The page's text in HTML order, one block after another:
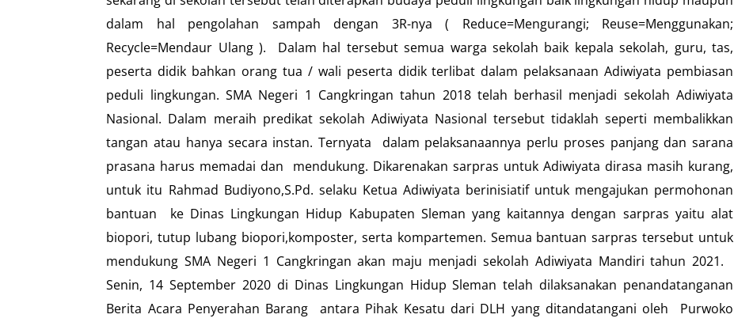
dalam hal pengolahan sampah dengan 3R-nya ( Reduce=Mengurangi; Reuse=Menggunakan;
Recycle=Mendaur Ulang ). Dalam hal tersebut semua warga sekolah baik kepala sekolah, guru, tas,
peserta didik bahkan orang tua / wali peserta didik terlibat dalam pelaksanaan Adiwiyata pembiasan
peduli lingkungan. SMA Negeri 1 Cangkringan tahun 2018 telah berhasil menjadi sekolah Adiwiyata
Nasional. Dalam meraih predikat sekolah Adiwiyata Nasional tersebut tidaklah seperti membalikkan
tangan atau hanya secara instan. Ternyata dalam pelaksanaannya perlu proses panjang dan sarana
prasana harus memadai dan mendukung. Dikarenakan sarpras untuk Adiwiyata dirasa masih kurang,
untuk itu Rahmad Budiyono,S.Pd. selaku Ketua Adiwiyata berinisiatif untuk mengajukan permohonan
bantuan ke Dinas Lingkungan Hidup Kabupaten Sleman yang kaitannya dengan sarpras yaitu alat
biopori, tutup lubang biopori,komposter, serta kompartemen. Semua bantuan sarpras tersebut untuk
mendukung SMA Negeri 1 Cangkringan akan maju menjadi sekolah Adiwiyata Mandiri tahun 2021.
Senin, 14 September 2020 di Dinas Lingkungan Hidup Sleman telah dilaksanakan penandatanganan
Berita Acara Penyerahan Barang antara Pihak Kesatu dari DLH yang ditandatangani oleh Purwoko